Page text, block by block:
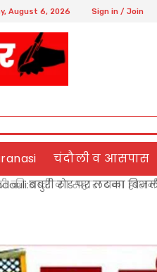
August 6, 2026 Sign in / Join
चंदौली व आसपास
रोड पर लटका